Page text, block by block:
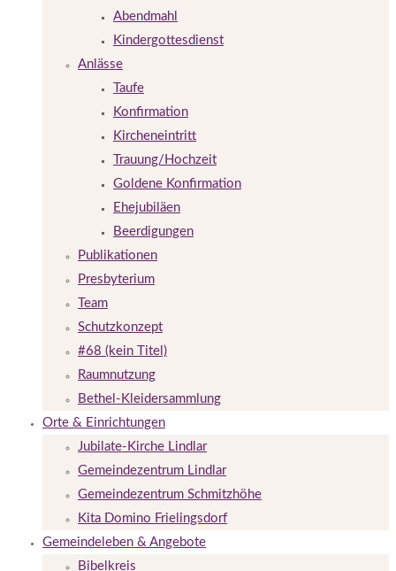
Abendmahl
Kindergottesdienst
Anlässe
Taufe
Konfirmation
Kircheneintritt
Trauung/Hochzeit
Goldene Konfirmation
Ehejubiläen
Beerdigungen
Publikationen
Presbyterium
Team
Schutzkonzept
#68 (kein Titel)
Raumnutzung
Bethel-Kleidersammlung
Orte & Einrichtungen
Jubilate-Kirche Lindlar
Gemeindezentrum Lindlar
Gemeindezentrum Schmitzhöhe
Kita Domino Frielingsdorf
Gemeindeleben & Angebote
Bibelkreis